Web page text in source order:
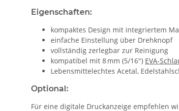
Eigenschaften:
kompaktes Design mit integriertem
einfache Einstellung über Drehknopf
vollständig zerlegbar zur Reinigung
kompatibel mit 8 mm (5/16") EVA-
Lebensmittelechtes Acetal,
Optional:
Für eine digitale Druckanzeige empfehlen